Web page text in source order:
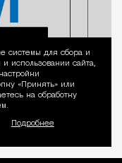
системы для сбора и
использовании сайта,
«Принять» или
на обработку
Подробнее